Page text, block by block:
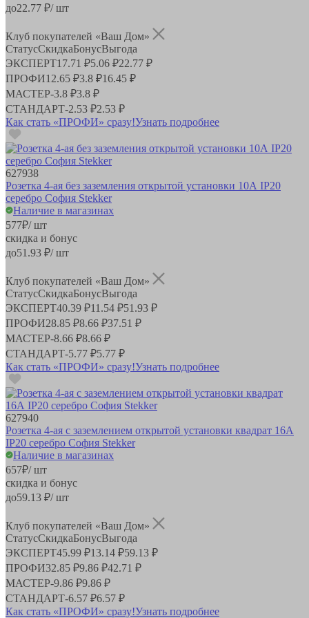
до22.77 ₽/ шт
Клуб покупателей «Ваш Дом»
СтатусСкидкаБонусВыгода
ЭКСПЕРТ17.71 ₽5.06 ₽22.77 ₽
ПРОФИ12.65 ₽3.8 ₽16.45 ₽
МАСТЕР-3.8 ₽3.8 ₽
СТАНДАРТ-2.53 ₽2.53 ₽
Как стать «ПРОФИ» сразу!Узнать подробнее
627938
Розетка 4-ая без заземления открытой установки 10А IP20
серебро София Stekker
Наличие в магазинах
577₽/ шт
скидка и бонус
до51.93 ₽/ шт
Клуб покупателей «Ваш Дом»
СтатусСкидкаБонусВыгода
ЭКСПЕРТ40.39 ₽11.54 ₽51.93 ₽
ПРОФИ28.85 ₽8.66 ₽37.51 ₽
МАСТЕР-8.66 ₽8.66 ₽
СТАНДАРТ-5.77 ₽5.77 ₽
Как стать «ПРОФИ» сразу!Узнать подробнее
627940
Розетка 4-ая с заземлением открытой установки квадрат 16А
IP20 серебро София Stekker
Наличие в магазинах
657₽/ шт
скидка и бонус
до59.13 ₽/ шт
Клуб покупателей «Ваш Дом»
СтатусСкидкаБонусВыгода
ЭКСПЕРТ45.99 ₽13.14 ₽59.13 ₽
ПРОФИ32.85 ₽9.86 ₽42.71 ₽
МАСТЕР-9.86 ₽9.86 ₽
СТАНДАРТ-6.57 ₽6.57 ₽
Как стать «ПРОФИ» сразу!Узнать подробнее